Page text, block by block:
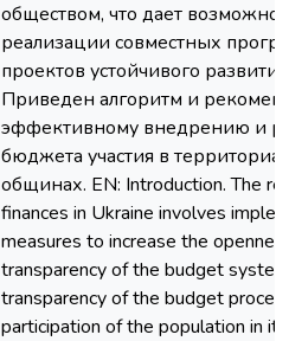
обществом, что дает
реализации совместных
проектов устойчивого
Приведен алгоритм и
эффективному внедрению и
бюджета участия в
общинах. EN: Introduction. The
finances in Ukraine involves
measures to increase the
transparency of the budget
transparency of the budget
participation of the population in